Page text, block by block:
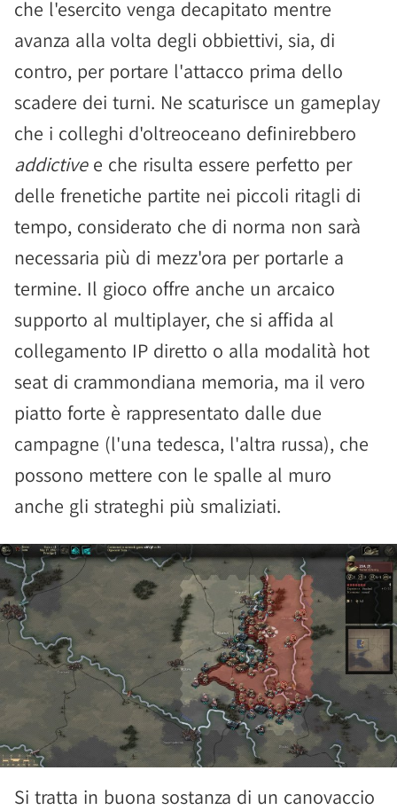
che l'esercito venga decapitato mentre
avanza alla volta degli obbiettivi, sia, di
contro, per portare l'attacco prima dello
scadere dei turni. Ne scaturisce un gameplay
che i colleghi d'oltreoceano definirebbero
addictivee che risulta essere perfetto per
delle frenetiche partite nei piccoli ritagli di
tempo, considerato che di norma non sarà
necessaria più di mezz'ora per portarle a
termine. Il gioco offre anche un arcaico
supporto al multiplayer, che si affida al
collegamento IP diretto o alla modalità hot
seat di crammondiana memoria, ma il vero
piatto forte è rappresentato dalle due
campagne (l'una tedesca, l'altra russa), che
possono mettere con le spalle al muro
anche gli strateghi più smaliziati.
Si tratta in buona sostanza di un canovaccio